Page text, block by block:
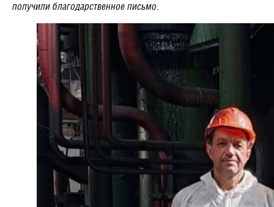
получили благодарственное письмо.